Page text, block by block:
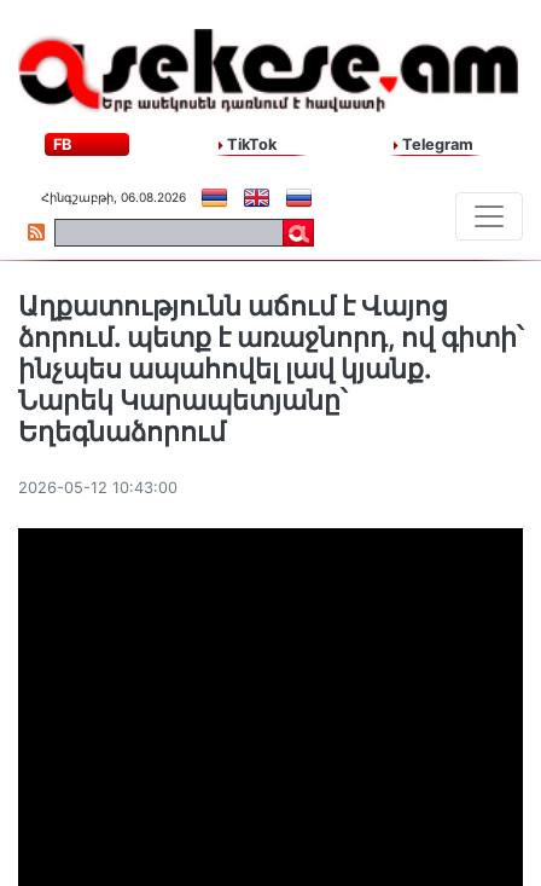
FB TikTok Telegram
Հինգշաբթի, 06.08.2026
Աղքատությունն աճում է Վայոց
ձորում. պետք է առաջնորդ, ով գիտի՝
ինչպես ապահովել լավ կյանք.
Նարեկ Կարապետյանը՝
Եղեգնաձորում
2026-05-12 10:43:00